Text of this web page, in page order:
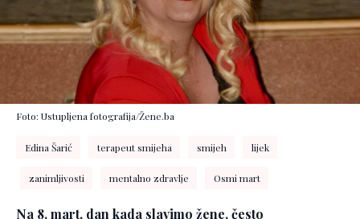
Foto: Ustupljena fotografija/Žene.ba
Edina Šarić terapeut smijeha smijeh lijek
zanimljivosti mentalno zdravlje Osmi mart
Na 8. mart, dan kada slavimo žene, često